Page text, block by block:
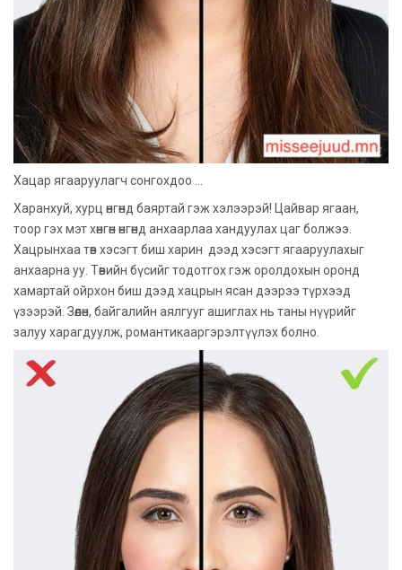
Хацар ягааруулагч сонгохдоо ...
Харанхуй, хурц өнгөнд баяртай гэж хэлээрэй! Цайвар ягаан,
тоор гэх мэт хөнгөн өнгөнд анхаарлаа хандуулах цаг болжээ.
Хацрынхаа төв хэсэгт биш харин дээд хэсэгт ягааруулахыг
анхаарна уу. Төвийн бүсийг тодотгох гэж оролдохын оронд
хамартай ойрхон биш дээд хацрын ясан дээрээ түрхээд
үзээрэй. Зөөлөн, байгалийн аялгууг ашиглах нь таны нүүрийг
залуу харагдуулж, романтикааргэрэлтүүлэх болно.